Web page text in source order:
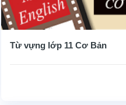
Từ vựng lớp 11 Cơ Bản